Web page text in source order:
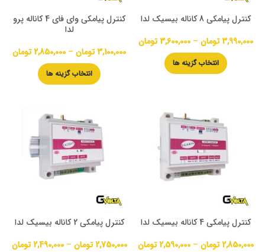
کنترل پیامکی 8 کاناله بیسیک لدا
3,990,000تومان –
3,600,000تومان
انتخاب گزینه ها
کنترل پیامکی وای فای 4 کاناله پرو
لدا
3,100,000تومان –
2,850,000تومان
انتخاب گزینه ها
کنترل پیامکی 4 کاناله بیسیک لدا
2,850,000تومان –
2,590,000تومان
کنترل پیامکی 2 کاناله بیسیک لدا
2,750,000 تومان –
2,490,000 تومان